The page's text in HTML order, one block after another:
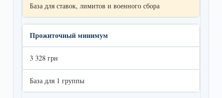
База для ставок, лимитов и военного сбора
Прожиточный минимум
3 328 грн
База для 1 группы